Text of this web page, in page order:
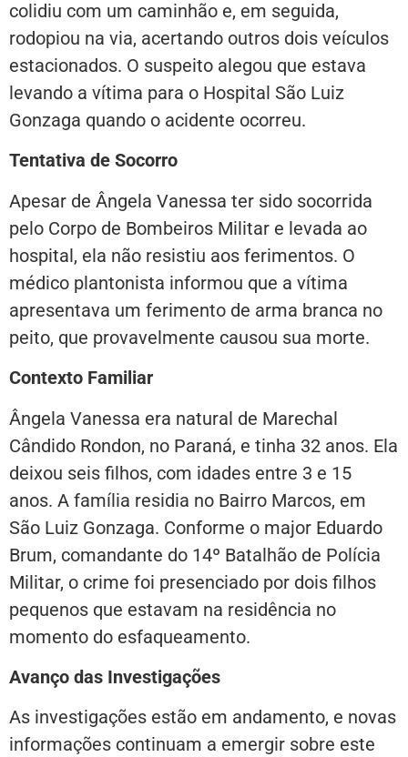
colidiu com um caminhão e, em seguida,
rodopiou na via, acertando outros dois veículos
estacionados. O suspeito alegou que estava
levando a vítima para o Hospital São Luiz
Gonzaga quando o acidente ocorreu.
Tentativa de Socorro
Apesar de Ângela Vanessa ter sido socorrida
pelo Corpo de Bombeiros Militar e levada ao
hospital, ela não resistiu aos ferimentos. O
médico plantonista informou que a vítima
apresentava um ferimento de arma branca no
peito, que provavelmente causou sua morte.
Contexto Familiar
Ângela Vanessa era natural de Marechal
Cândido Rondon, no Paraná, e tinha 32 anos. Ela
deixou seis filhos, com idades entre 3 e 15
anos. A família residia no Bairro Marcos, em
São Luiz Gonzaga. Conforme o major Eduardo
Brum, comandante do 14º Batalhão de Polícia
Militar, o crime foi presenciado por dois filhos
pequenos que estavam na residência no
momento do esfaqueamento.
Avanço das Investigações
As investigações estão em andamento, e novas
informações continuam a emergir sobre este